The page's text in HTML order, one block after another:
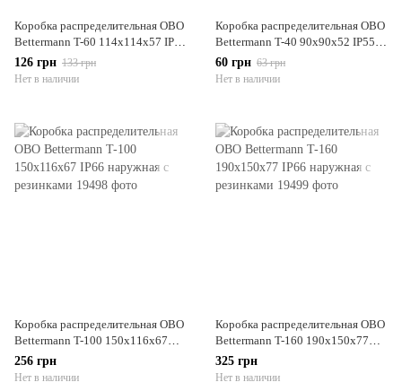
Коробка распределительная OBO
Bettermann T-60 114х114х57 IP66
наружная с резинками
126 грн 133 грн
Нет в наличии
Коробка распределительная OBO
Bettermann T-40 90х90х52 IP55
наружная с резинками
60 грн 63 грн
Нет в наличии
Коробка распределительная OBO
Bettermann T-100 150х116х67
IP66 наружная с резинками
256 грн
Нет в наличии
Коробка распределительная OBO
Bettermann T-160 190х150х77
IP66 наружная с резинками
325 грн
Нет в наличии